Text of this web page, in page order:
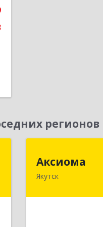
регионов
Аксиома
Якутск677000, Саха /